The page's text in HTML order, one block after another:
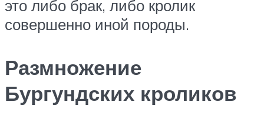
это либо брак, либо кролик
совершенно иной породы.
Размножение
Бургундских кроликов